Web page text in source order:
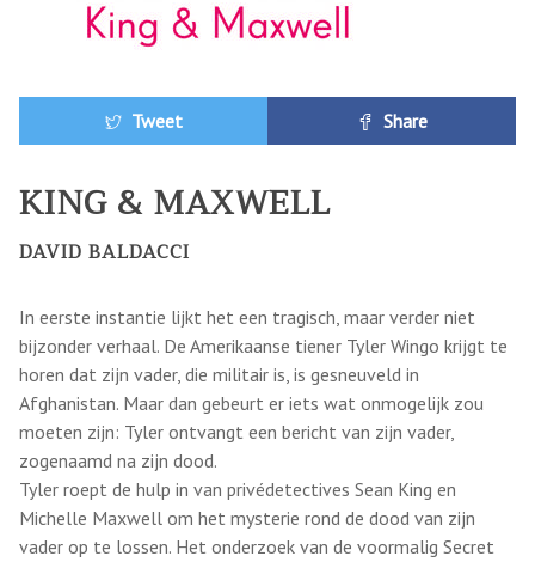
Tweet Share
KING & MAXWELL
DAVID BALDACCI
In eerste instantie lijkt het een tragisch, maar verder niet
bijzonder verhaal. De Amerikaanse tiener Tyler Wingo krijgt te
horen dat zijn vader, die militair is, is gesneuveld in
Afghanistan. Maar dan gebeurt er iets wat onmogelijk zou
moeten zijn: Tyler ontvangt een bericht van zijn vader,
zogenaamd na zijn dood.
Tyler roept de hulp in van privédetectives Sean King en
Michelle Maxwell om het mysterie rond de dood van zijn
vader op te lossen. Het onderzoek van de voormalig Secret